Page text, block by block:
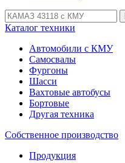
Каталог техники
Автомобили с КМУ
Самосвалы
Фургоны
Шасси
Вахтовые автобусы
Бортовые
Другая техника
Собственное производство
Продукция